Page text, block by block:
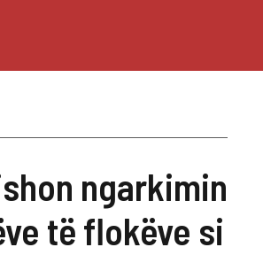
ngarkimin
të flokëve si